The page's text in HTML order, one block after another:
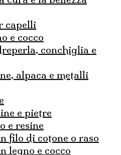
capelli
e cocco
e pietre
e resine
filo di cotone o raso
legno e cocco